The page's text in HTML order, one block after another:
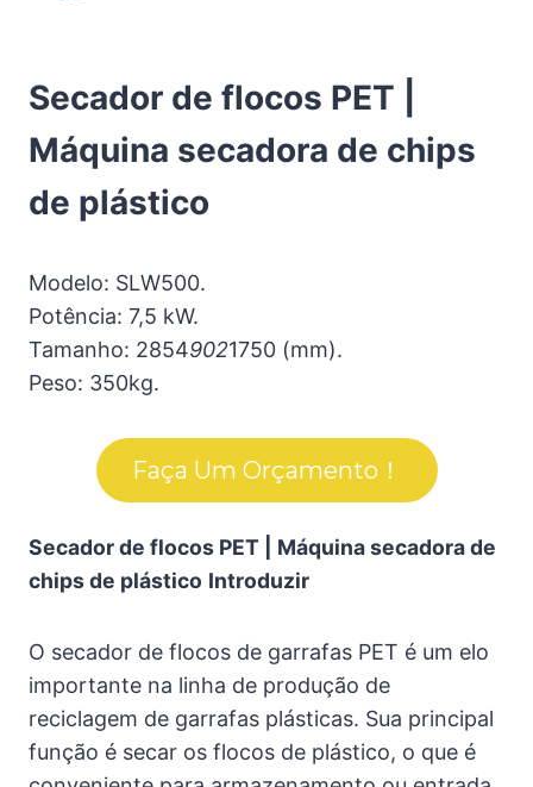
Secador de flocos PET |
Máquina secadora de chips
de plástico
Modelo: SLW500.
Potência: 7,5 kW.
Tamanho: 28549021750 (mm).
Peso: 350kg.
Faça Um Orçamento！
Secador de flocos PET | Máquina secadora de
chips de plástico Introduzir
O secador de flocos de garrafas PET é um elo
importante na linha de produção de
reciclagem de garrafas plásticas. Sua principal
função é secar os flocos de plástico, o que é